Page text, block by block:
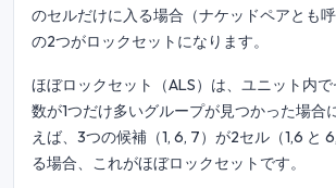
のセルだけに入る場合（ナケッドペアとも
の2つがロックセットになります。
ほぼロックセット（ALS）は、ユニット内
数が1つだけ多いグループが見つかった場合
えば、3つの候補（1, 6, 7）が2セル（1,6 と
る場合、これがほぼロックセットです。